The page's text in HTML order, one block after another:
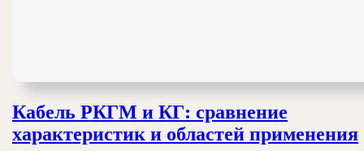
Кабель РКГМ и КГ: сравнение
характеристик и областей применения